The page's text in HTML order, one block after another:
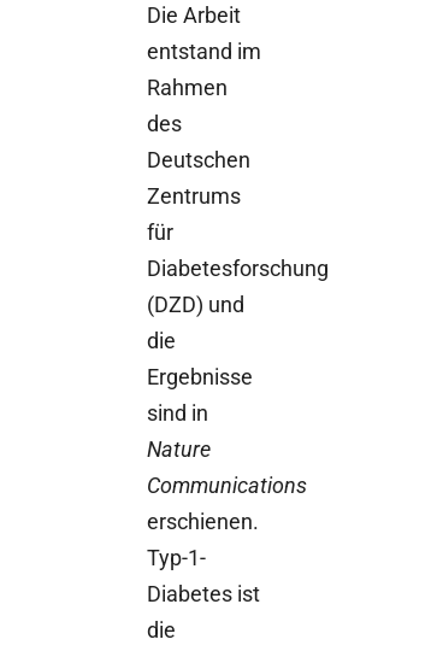
Die Arbeit
entstand im
Rahmen
des
Deutschen
Zentrums
für
Diabetesforschung
(DZD) und
die
Ergebnisse
sind in
Nature
Communications
erschienen.
Typ-1-
Diabetes ist
die